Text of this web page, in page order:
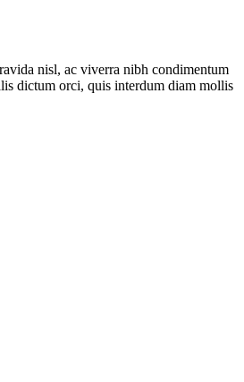
nisl, ac viverra nibh condimentum
dictum orci, quis interdum diam mollis